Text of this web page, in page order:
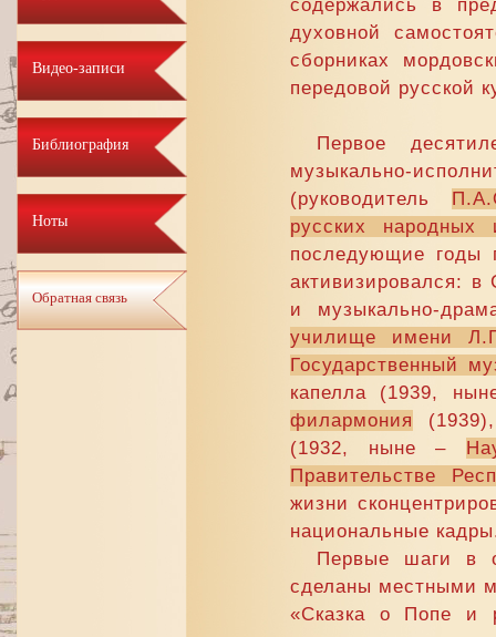
Видео-записи
Библиография
Ноты
Обратная связь
содержались в
духовной
сборниках
передовой русской
Первое
музыкально-
(руководитель
русских народных
последующие годы
активизировался: в
и музыкально-
училище имени
Государственный
капелла (1939,
филармония
(1932, ныне –
Правительстве
жизни
национальные
Первые шаги в
сделаны местными
«Сказка о Попе и